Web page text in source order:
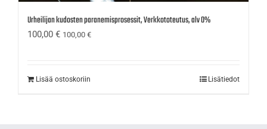
Urheilijan kudosten paranemisprosessit, Verkkototeutus, alv 0%
100,00 € 100,00 €
Lisää ostoskoriin Lisätiedot